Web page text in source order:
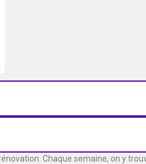
Chaque semaine, on y